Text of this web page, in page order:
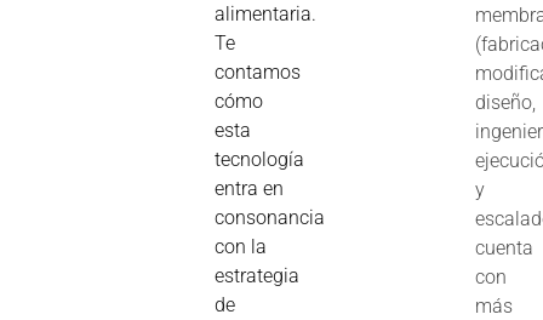
alimentaria.
Te
contamos
cómo
esta
tecnología
entra en
consonancia
con la
estrategia
de
diseño,
y
cuenta
con
más